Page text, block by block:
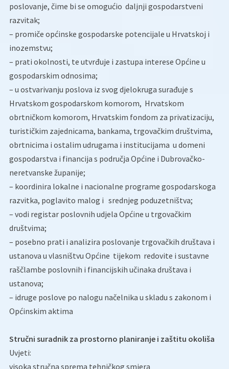
poslovanje, čime bi se omogućio daljnji gospodarstveni
razvitak;
– promiče općinske gospodarske potencijale u Hrvatskoj i
inozemstvu;
– prati okolnosti, te utvrđuje i zastupa interese Općine u
gospodarskim odnosima;
– u ostvarivanju poslova iz svog djelokruga surađuje s
Hrvatskom gospodarskom komorom, Hrvatskom
obrtničkom komorom, Hrvatskim fondom za privatizaciju,
turističkim zajednicama, bankama, trgovačkim društvima,
obrtnicima i ostalim udrugama i institucijama u domeni
gospodarstva i financija s područja Općine i Dubrovačko-
neretvanske županije;
– koordinira lokalne i nacionalne programe gospodarskoga
razvitka, poglavito malog i srednjeg poduzetništva;
– vodi registar poslovnih udjela Općine u trgovačkim
društvima;
– posebno prati i analizira poslovanje trgovačkih društava i
ustanova u vlasništvu Općine tijekom redovite i sustavne
raščlambe poslovnih i financijskih učinaka društava i
ustanova;
– idruge poslove po nalogu načelnika u skladu s zakonom i
Općinskim aktima
Stručni suradnik za prostorno planiranje i zaštitu okoliša
Uvjeti:
visoka stručna sprema tehničkog smjera